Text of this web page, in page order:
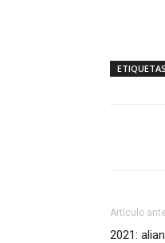
ETIQUETAS
Artículo
2021: